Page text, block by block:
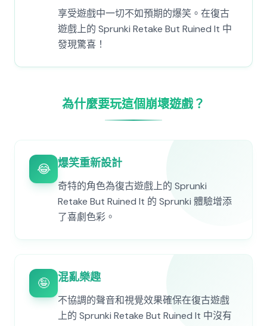
享受遊戲中一切不如預期的爆笑。在復古
遊戲上的 Sprunki Retake But Ruined It 中
發現驚喜！
為什麼要玩這個崩壞遊戲？
😂 爆笑重新設計
奇特的角色為復古遊戲上的 Sprunki
Retake But Ruined It 的 Sprunki 體驗增添
了喜劇色彩。
🤪 混亂樂趣
不協調的聲音和視覺效果確保在復古遊戲
上的 Sprunki Retake But Ruined It 中沒有